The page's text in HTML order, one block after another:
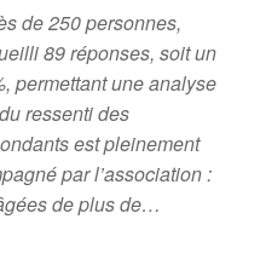
de 250 personnes,
89 réponses, soit un
permettant une analyse
ressenti des
est pleinement
par l’association :
de plus de…